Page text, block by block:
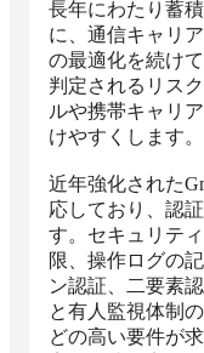
長年にわたり蓄
に、通信キャリ
の最適化を続け
判定されるリス
ルや携帯キャリ
けやすくします。
近年強化された
応しており、認
す。セキュリテ
限、操作ログの
ン認証、二要素
と有人監視体制
どの高い要件が